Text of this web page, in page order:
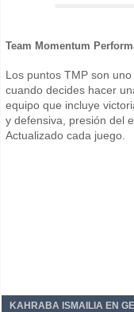
Team Momentum
Los puntos TMP son
cuando decides hacer
equipo que incluye
y defensiva, presión del
Actualizado cada juego.
KAHRABA ISMAILIA EN